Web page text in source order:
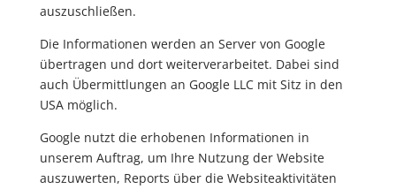
auszuschließen.
Die Informationen werden an Server von Google
übertragen und dort weiterverarbeitet. Dabei sind
auch Übermittlungen an Google LLC mit Sitz in den
USA möglich.
Google nutzt die erhobenen Informationen in
unserem Auftrag, um Ihre Nutzung der Website
auszuwerten, Reports über die Websiteaktivitäten